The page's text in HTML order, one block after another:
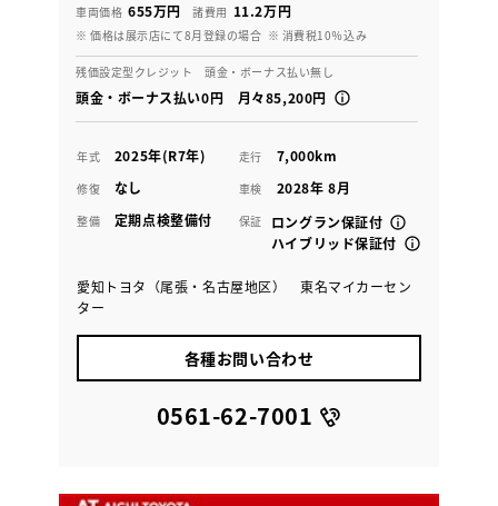
車両価格 655万円 諸費用 11.2万円
※ 価格は展示店にて8月登録の場合 ※ 消費税10％込み
残価設定型クレジット 頭金・ボーナス払い無し
頭金・ボーナス払い0円 月々85,200円
年式 2025年(R7年) 走行 7,000km
修復 なし 車検 2028年 8月
整備 定期点検整備付 保証
ロングラン保証付
ハイブリッド保証付
愛知トヨタ（尾張・名古屋地区） 東名マイカーセン
ター
各種お問い合わせ
0561-62-7001